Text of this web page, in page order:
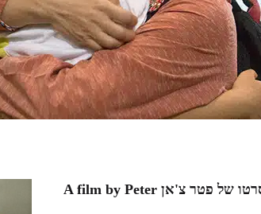
סרטו של פטר צ'אן A film by Peter